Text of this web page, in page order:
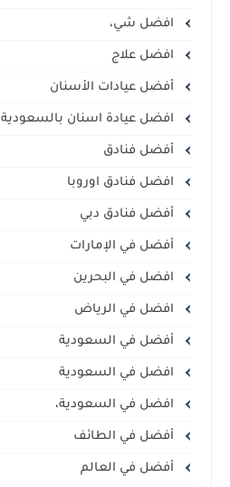
افضل شي،
افضل علاج
أفضل عيادات الأسنان
افضل عيادة اسنان بالسعودية
أفضل فنادق
افضل فنادق اوروبا
أفضل فنادق دبي
أفضل في الإمارات
افضل في البحرين
افضل في الرياض
أفضل في السعودية
افضل في السعودية
افضل في السعودية،
أفضل في الطائف
أفضل في العالم